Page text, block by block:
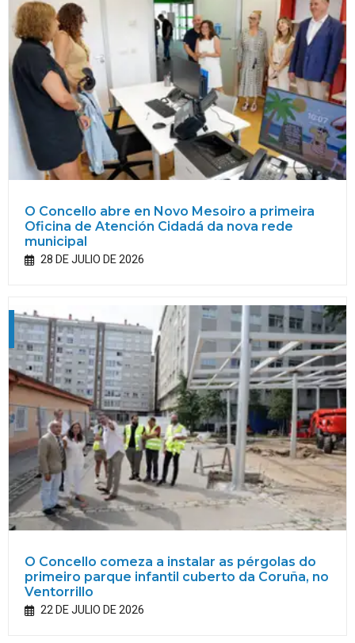
O Concello abre en Novo Mesoiro a primeira
Oficina de Atención Cidadá da nova rede
municipal
28 DE JULIO DE 2026
O Concello comeza a instalar as pérgolas do
primeiro parque infantil cuberto da Coruña, no
Ventorrillo
22 DE JULIO DE 2026